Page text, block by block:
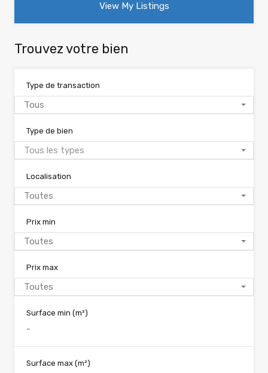
View My Listings
Trouvez votre bien
Type de transaction
Tous
Type de bien
Tous les types
Localisation
Toutes
Prix min
Toutes
Prix max
Toutes
Surface min (m²)
Surface max (m²)